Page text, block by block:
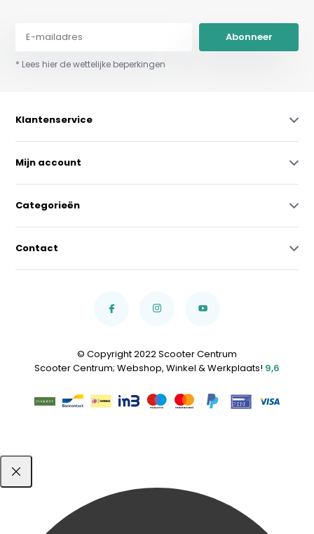
Abonneer
* Lees hier de wettelijke beperkingen
Klantenservice
Mijn account
Categorieën
Contact
© Copyright 2022 Scooter Centrum
Scooter Centrum; Webshop, Winkel & Werkplaats! 9,6